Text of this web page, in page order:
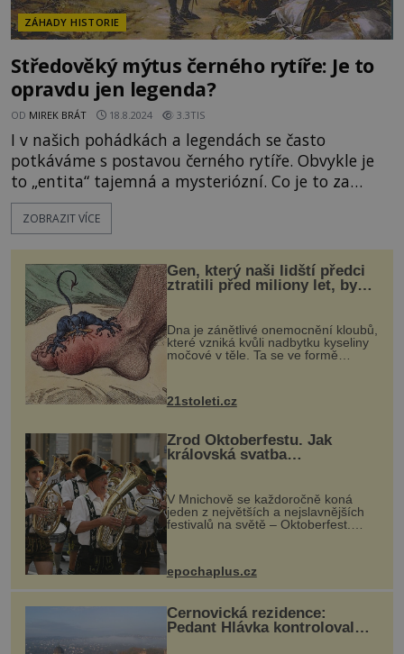
ZÁHADY HISTORIE
Středověký mýtus černého rytíře: Je to
opravdu jen legenda?
OD MIREK BRÁT 18.8.2024 3.3TIS
I v našich pohádkách a legendách se často
potkáváme s postavou černého rytíře. Obvykle je
to „entita“ tajemná a mysteriózní. Co je to za
postavu, která cválá dějinami a má nutkavou
zálibu v černé barvě? Je to jen bájesloví, nebo
masa a krve? V moderní době se stala z černého
rytíře oblíbená romantick
ZOBRAZIT VÍCE
Gen, který naši lidští předci
ztratili před miliony let, by
mohl pomoci s léčbou
„nemoci králů“
Dna je zánětlivé onemocnění kloubů,
které vzniká kvůli nadbytku kyseliny
močové v těle. Ta se ve formě
nohou, a způsobuje bole...
21stoleti.cz
Zrod Oktoberfestu. Jak
královská svatba
odstartovala největší pivní
festival světa
V Mnichově se každoročně koná
jeden z největších a nejslavnějších
festivalů na světě – Oktoberfest.
návštěvníků, kteří si vychutnávají
kultur...
epochaplus.cz
Černovická rezidence:
Pedant Hlávka kontroloval